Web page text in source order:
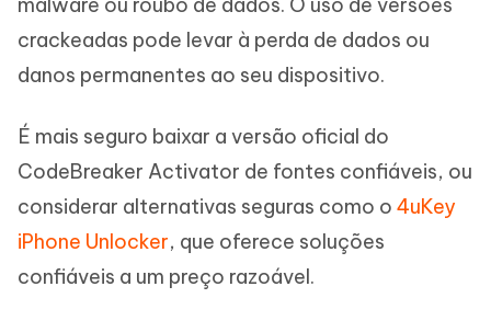
crackeadas pode levar à perda de dados ou
danos permanentes ao seu dispositivo.
É mais seguro baixar a versão oficial do
CodeBreaker Activator de fontes confiáveis, ou
considerar alternativas seguras como o 4uKey
iPhone Unlocker, que oferece soluções
confiáveis a um preço razoável.